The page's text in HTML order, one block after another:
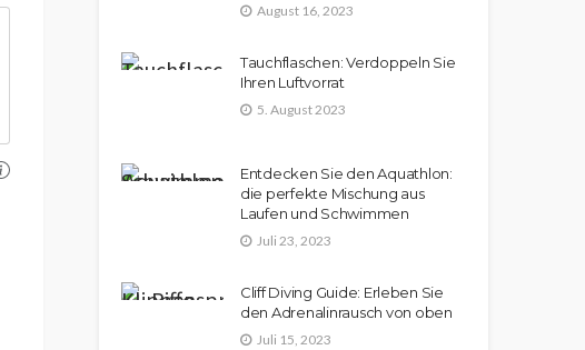
August 16, 2023
Tauchflaschen: Verdoppeln Sie
Ihren Luftvorrat
5. August 2023
Entdecken Sie den Aquathlon:
die perfekte Mischung aus
Laufen und Schwimmen
Juli 23, 2023
Cliff Diving Guide: Erleben Sie
den Adrenalinrausch von oben
Juli 15, 2023